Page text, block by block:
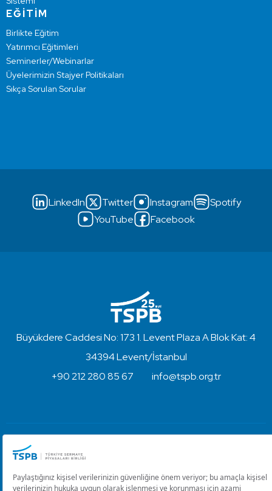
EĞİTİM
Birlikte Eğitim
Yatırımcı Eğitimleri
Seminerler/Webinarlar
Üyelerimizin Stajyer Politikaları
Sıkça Sorulan Sorular
LinkedIn Twitter Instagram
Spotify
YouTube
Facebook
Büyükdere Caddesi No: 173 1. Levent Plaza A Blok Kat: 4
34394 Levent/İstanbul
+90 212 280 85 67
info@tspb.org.tr
Kullanım Koşulları ve Gizlilik